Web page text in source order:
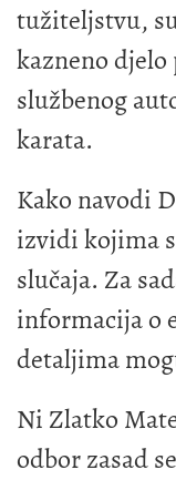
tužiteljstvu,
kazneno
službenog
karata.
Kako navodi
izvidi kojima
slučaja. Za
informacija o
detaljima
Ni Zlatko
odbor zasad